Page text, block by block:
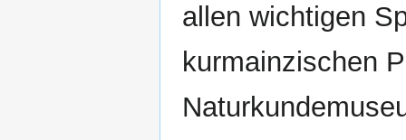
allen wichtigen
kurmainzischen